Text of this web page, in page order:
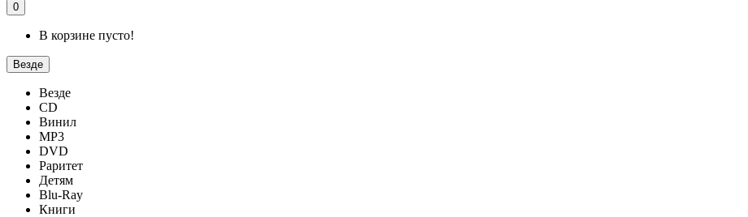
0
В корзине пусто!
Везде
Везде
CD
Винил
MP3
DVD
Раритет
Детям
Blu-Ray
Книги